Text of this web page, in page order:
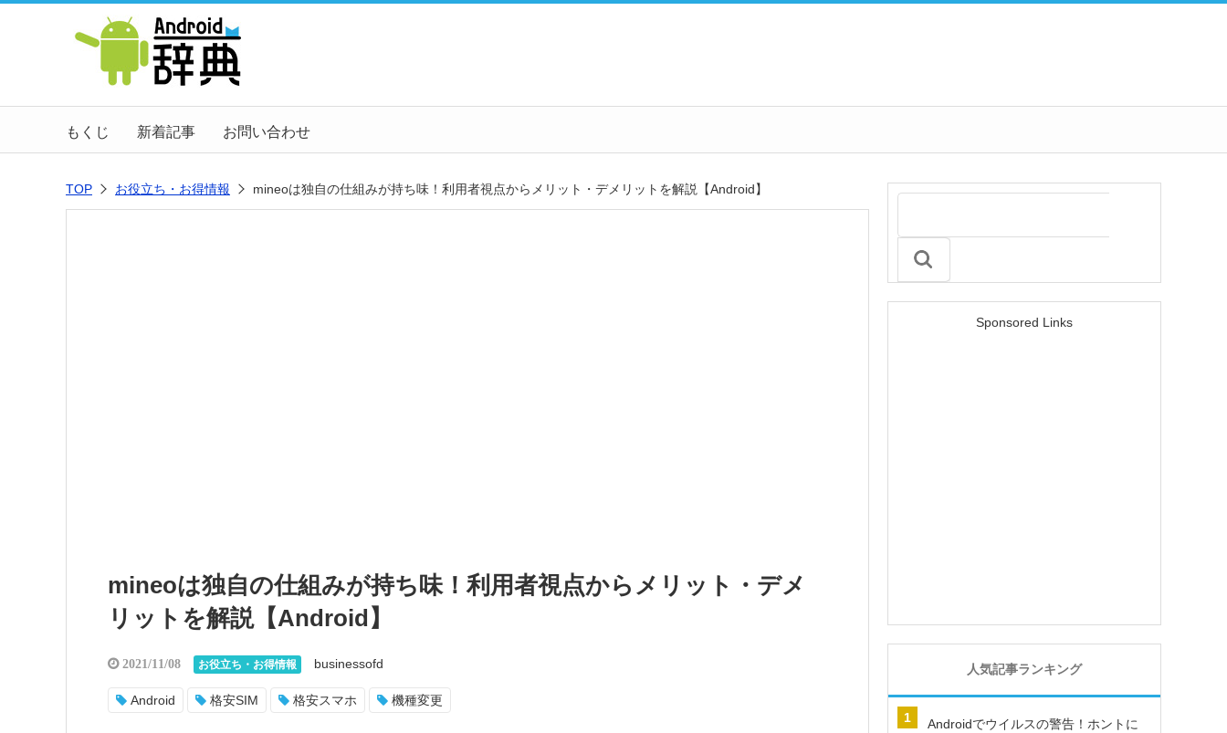
もくじ 新着記事 お問い合わせ
TOP お役立ち・お得情報 mineoは独自の仕組みが持ち味！利用者視点からメリット・デメリットを解説【Android】
mineoは独自の仕組みが持ち味！利用者視点からメリット・デメ
リットを解説【Android】
2021/11/08 お役立ち・お得情報 businessofd
Android 格安SIM 格安スマホ 機種変更
Sponsored Links
人気記事ランキング
Androidでウイルスの警告！ホントに